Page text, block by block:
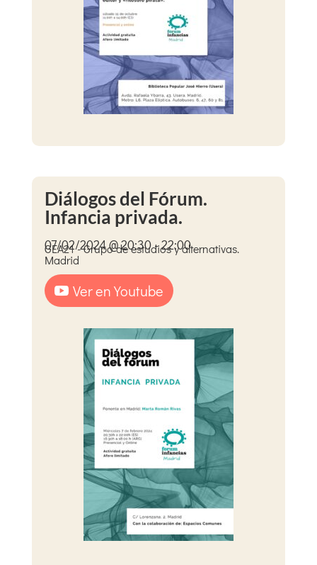
Diálogos del Fórum.
Infancia privada.
07/02/2024 @ 20:30 - 22:00
GEA21 - Grupo de estudios y alternativas.
Madrid
Ver en Youtube